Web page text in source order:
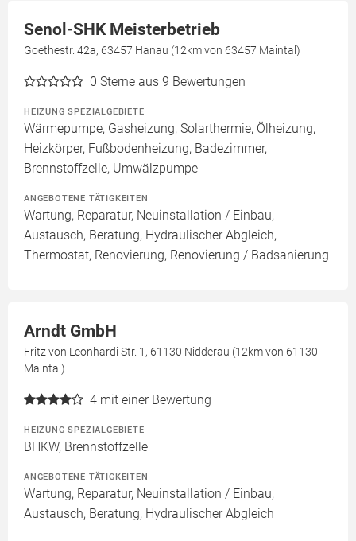
Senol-SHK Meisterbetrieb
Goethestr. 42a, 63457 Hanau (12km von 63457 Maintal)
0 Sterne aus 9 Bewertungen
HEIZUNG SPEZIALGEBIETE
Wärmepumpe, Gasheizung, Solarthermie, Ölheizung,
Heizkörper, Fußbodenheizung, Badezimmer,
Brennstoffzelle, Umwälzpumpe
ANGEBOTENE TÄTIGKEITEN
Wartung, Reparatur, Neuinstallation / Einbau,
Austausch, Beratung, Hydraulischer Abgleich,
Thermostat, Renovierung, Renovierung / Badsanierung
Arndt GmbH
Fritz von Leonhardi Str. 1, 61130 Nidderau (12km von 61130
Maintal)
4 mit einer Bewertung
HEIZUNG SPEZIALGEBIETE
BHKW, Brennstoffzelle
ANGEBOTENE TÄTIGKEITEN
Wartung, Reparatur, Neuinstallation / Einbau,
Austausch, Beratung, Hydraulischer Abgleich